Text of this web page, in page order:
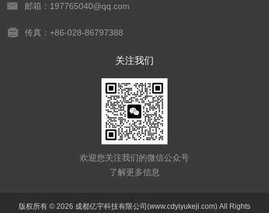
邮箱：197765040@qq.com
传真：+86-028-86797388
关注我们
欢迎您关注我们的微信公众号
了解更多信息
版权所有 © 2026 成都亿宇科技有限公司(www.cdyiyukeji.com) All Rights